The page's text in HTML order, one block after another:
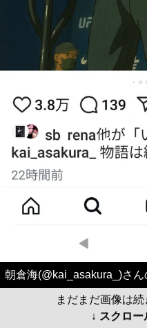
朝倉海(@kai_asakura_)さ
まだまだ画像は続
↓ スクロー